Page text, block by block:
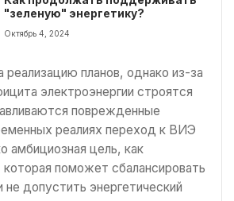
"зеленую" энергетику?
Октябрь 4, 2024
реализацию планов, однако из-за
электроэнергии строятся
поврежденные
реалиях переход к ВИЭ
амбициозная цель, как
поможет сбалансировать
не допустить энергетический